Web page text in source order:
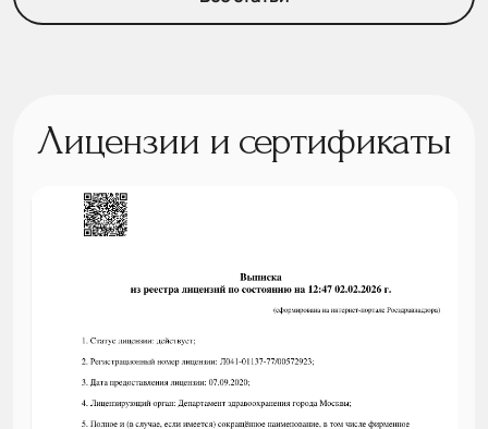
Лицензии и сертификаты